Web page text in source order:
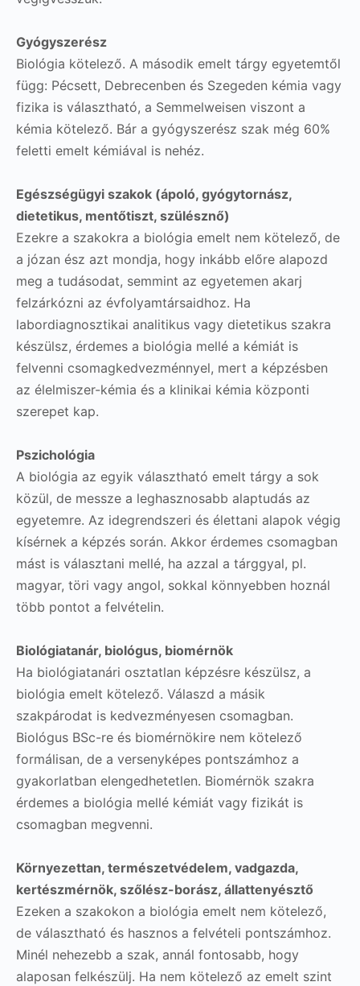
Gyógyszerész
Biológia kötelező. A második emelt tárgy egyetemtől
függ: Pécsett, Debrecenben és Szegeden kémia vagy
fizika is választható, a Semmelweisen viszont a
kémia kötelező. Bár a gyógyszerész szak még 60%
feletti emelt kémiával is nehéz.
Egészségügyi szakok (ápoló, gyógytornász,
dietetikus, mentőtiszt, szülésznő)
Ezekre a szakokra a biológia emelt nem kötelező, de
a józan ész azt mondja, hogy inkább előre alapozd
meg a tudásodat, semmint az egyetemen akarj
felzárkózni az évfolyamtársaidhoz. Ha
labordiagnosztikai analitikus vagy dietetikus szakra
készülsz, érdemes a biológia mellé a kémiát is
felvenni csomagkedvezménnyel, mert a képzésben
az élelmiszer-kémia és a klinikai kémia központi
szerepet kap.
Pszichológia
A biológia az egyik választható emelt tárgy a sok
közül, de messze a leghasznosabb alaptudás az
egyetemre. Az idegrendszeri és élettani alapok végig
kísérnek a képzés során. Akkor érdemes csomagban
mást is választani mellé, ha azzal a tárggyal, pl.
magyar, töri vagy angol, sokkal könnyebben hoznál
több pontot a felvételin.
Biológiatanár, biológus, biomérnök
Ha biológiatanári osztatlan képzésre készülsz, a
biológia emelt kötelező. Válaszd a másik
szakpárodat is kedvezményesen csomagban.
Biológus BSc-re és biomérnökire nem kötelező
formálisan, de a versenyképes pontszámhoz a
gyakorlatban elengedhetetlen. Biomérnök szakra
érdemes a biológia mellé kémiát vagy fizikát is
csomagban megvenni.
Környezettan, természetvédelem, vadgazda,
kertészmérnök, szőlész-borász, állattenyésztő
Ezeken a szakokon a biológia emelt nem kötelező,
de választható és hasznos a felvételi pontszámhoz.
Minél nehezebb a szak, annál fontosabb, hogy
alaposan felkészülj. Ha nem kötelező az emelt szint